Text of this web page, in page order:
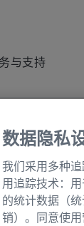
与支持
格
数据隐私
我们采用多种
用追踪技术：
的统计数据（
销）。同意使